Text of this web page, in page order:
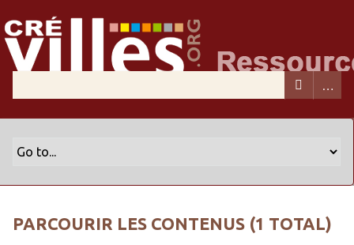
PARCOURIR LES CONTENUS (1 TOTAL)